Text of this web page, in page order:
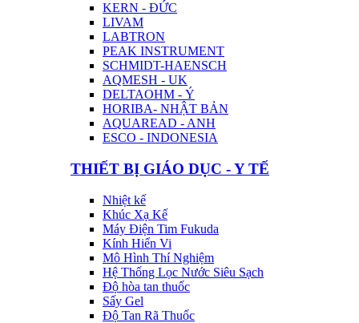
KERN - ĐỨC
LIVAM
LABTRON
PEAK INSTRUMENT
SCHMIDT-HAENSCH
AQMESH - UK
DELTAOHM - Ý
HORIBA- NHẬT BẢN
AQUAREAD - ANH
ESCO - INDONESIA
THIẾT BỊ GIÁO DỤC - Y TẾ
Nhiệt kế
Khúc Xạ Kế
Máy Điện Tim Fukuda
Kính Hiển Vi
Mô Hình Thí Nghiệm
Hệ Thống Lọc Nước Siêu Sạch
Độ hòa tan thuốc
Sấy Gel
Độ Tan Rã Thuốc